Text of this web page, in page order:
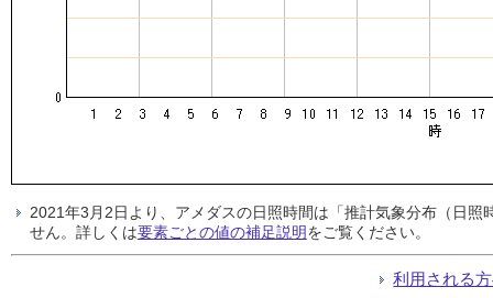
2021年3月2日より、アメダスの日照時間は「推計気象分布（日
せん。詳しくは要素ごとの値の補足説明をご覧ください。
利用される